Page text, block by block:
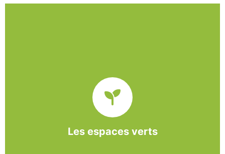
Les espaces verts
paysager, l’association BASE propose et réalise
des interventions à la demande des entreprises et
collectivités locales.